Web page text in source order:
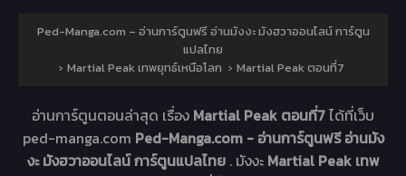
Ped-Manga.com – อ่านการ์ตูนฟรี อ่านมังงะ มังฮวาออนไลน์ การ์ตูน
แปลไทย
› Martial Peak เทพยุทธ์เหนือโลก › Martial Peak ตอนที่7
อ่านการ์ตูนตอนล่าสุด เรื่อง Martial Peak ตอนที่7ได้ที่เว็บ
ped-manga.com Ped-Manga.com - อ่านการ์ตูนฟรี อ่านมัง
งะ มังฮวาออนไลน์ การ์ตูนแปลไทย . มังงะ Martial Peak เทพ